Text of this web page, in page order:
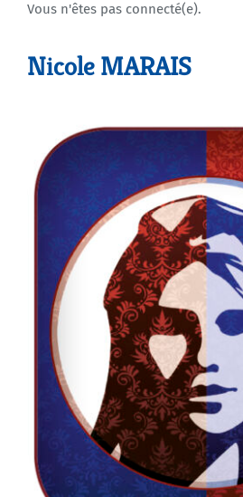
Agenda
Vous n'êtes pas connecté(e).
Nicole MARAIS